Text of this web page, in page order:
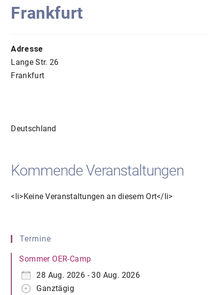
Frankfurt
Adresse
Lange Str. 26
Frankfurt
Deutschland
Kommende Veranstaltungen
<li>Keine Veranstaltungen an diesem Ort</li>
Termine
Sommer OER-Camp
28 Aug. 2026 - 30 Aug. 2026
Ganztägig